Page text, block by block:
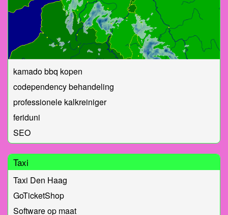
kamado bbq kopen
codependency behandeling
professionele kalkreiniger
feriduni
SEO
Taxi
Taxi Den Haag
GoTicketShop
Software op maat